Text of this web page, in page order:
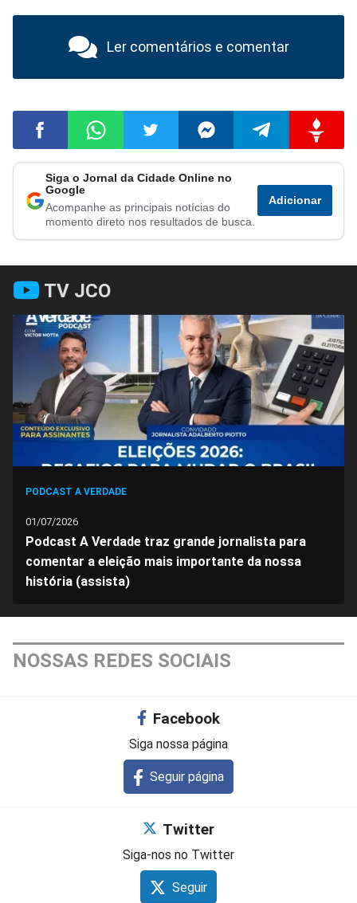
Ler comentários e comentar
Compartilhar
no
Facebook
Compartilhar
no
Whatsapp
Compartilhar
no
Twitter
Compartilhar
no
Messenger
Compartilhar
no
Telegram
no
Gettr
Siga o Jornal da Cidade Online no
Google
Acompanhe as principais notícias do
momento direto nos resultados de busca.
Adicionar
TV JCO
PODCAST A VERDADE
01/07/2026
Podcast A Verdade traz grande jornalista para
comentar a eleição mais importante da nossa
história (assista)
NOSSAS REDES SOCIAIS
Facebook
Siga nossa página
Seguir página
Twitter
Siga-nos no Twitter
Seguir